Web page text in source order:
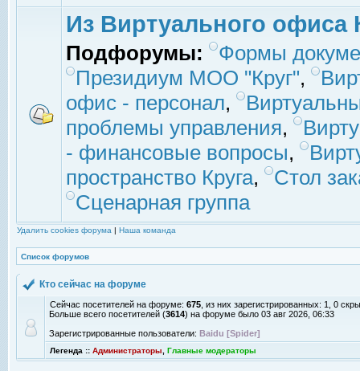
Из Виртуального офиса
Подфорумы:
Формы
Президиум МОО "Круг",
офис - персонал,
проблемы управления,
- финансовые вопросы,
пространство Круга,
Стол
Сценарная группа
Удалить cookies форума | Наша команда
Список форумов
Кто сейчас на форуме
Сейчас посетителей на форуме: 675 , из них зарегистрированных: 1, 0
Больше всего посетителей (3614) на форуме было 03 авг 2026, 06:33
Зарегистрированные пользователи: Baidu [Spider]
Легенда :: Администраторы Главные модераторы